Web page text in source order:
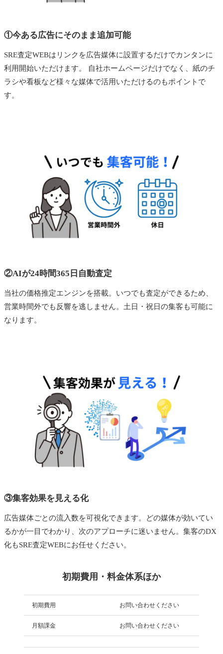
①今ある広告にそのまま追加可能
SRE査定WEBはリンクを広告媒体に設置するだけでカンタンに
利用開始いただけます。 自社ホームページだけでなく、紙のチ
ラシや看板など様々な媒体で活用いただけるのもポイントで
す。
②AIが24時間365日自動査定
当社の価格推定エンジンを搭載。いつでも査定ができるため、
営業時間外でも反響を逃しません。土日・祝日の集客も可能に
なります。
③集客効果を見える化
広告媒体ごとの流入数を可視化できます。どの媒体が効いてい
るかが一目でわかり、次のアプローチに迷いません。集客のDX
化もSRE査定WEBにお任せください。
初期費用・料金体系ほか
初期費用 お問い合わせください
月額課金 お問い合わせください